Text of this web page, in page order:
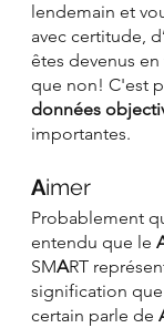
lendemain et
avec certitude,
êtes devenus
que non! C'est
données
importantes.
Aimer
Probablement
entendu que le
SMART
signification que
certain parle de